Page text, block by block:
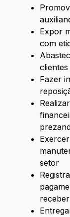
Expor
com
Fazer
setor